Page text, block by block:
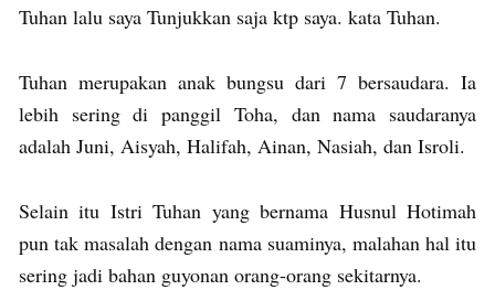
Tuhan lalu saya Tunjukkan saja ktp saya. kata Tuhan.
Tuhan merupakan anak bungsu dari 7 bersaudara. Ia
lebih sering di panggil Toha, dan nama saudaranya
adalah Juni, Aisyah, Halifah, Ainan, Nasiah, dan Isroli.
Selain itu Istri Tuhan yang bernama Husnul Hotimah
pun tak masalah dengan nama suaminya, malahan hal itu
sering jadi bahan guyonan orang-orang sekitarnya.